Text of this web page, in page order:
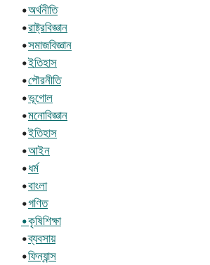
•অর্থনীতি
•রাষ্ট্রবিজ্ঞান
•সমাজবিজ্ঞান
•ইতিহাস
•পৌরনীতি
•ভূগোল
•মনোবিজ্ঞান
•ইতিহাস
•আইন
•ধর্ম
•বাংলা
•গণিত
•কৃষিশিক্ষা
•ব্যবসায়
•ফিন্যান্স